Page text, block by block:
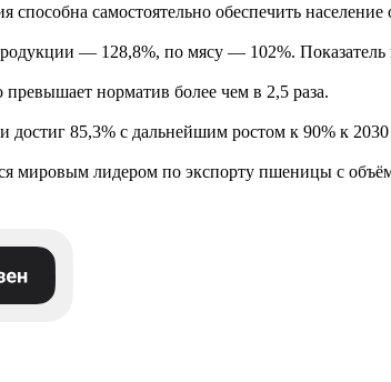
самостоятельно обеспечить
— 128,8%, по мясу — 102%. Показатель
норматив более чем в 2,5 раза.
достиг 85,3% с дальнейшим ростом к 90% к 2030
мировым лидером по экспорту пшеницы с